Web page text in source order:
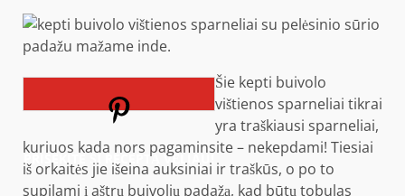
PRISEKITE ŠĮ RECEPTĄ VĖLIAU!
Šie kepti buivolo
vištienos sparneliai tikrai
yra traškiausi sparneliai,
kuriuos kada nors pagaminsite – nekepdami! Tiesiai
iš orkaitės jie išeina auksiniai ir traškūs, o po to
supilami į aštrų buivolių padažą, kad būtų tobulas